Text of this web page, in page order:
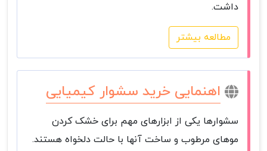
داشت.
مطالعه بیشتر
اهنمایی خرید سشوار کیمیایی
سشوارها یکی از ابزارهای مهم برای خشک کردن
موهای مرطوب و ساخت آنها با حالت دلخواه هستند.